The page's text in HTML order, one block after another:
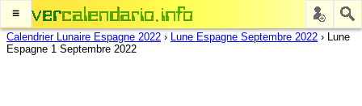
≡
Calendrier Lunaire Espagne 2022 › Lune Espagne Septembre 2022 › Lune
Espagne 1 Septembre 2022